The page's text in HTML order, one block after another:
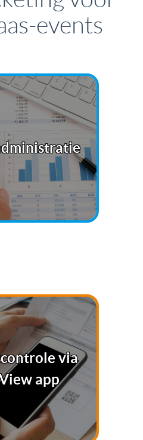
events
via
app